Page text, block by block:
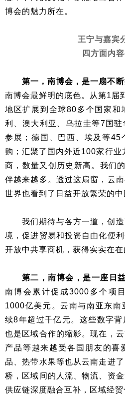
博会的魅力所在。
王宁与嘉宾
四方面内
第一，南博会，是一扇不断
南博会最鲜明的底色。从第1届
地区扩展到全球80多个国家和
利、澳大利亚、乌拉圭等7国
参展；德国、巴西、埃及等45
购；汇聚了国内外近100家行
商，数量又创历史新高。我们
伴越来越多。透过这扇窗，云
世界也看到了日益开放繁荣的中
我们期待与各方一道，创
境，促进贸易和投资自由化便
开放中共享商机，获得实实在在
第二，南博会，是一座日
南博会累计促成3000多个项
1000亿美元。云南与南亚东南
续8年超过千亿元。这些数字背
也是区域合作的缩影。现在，
产品等越来越受各国朋友的喜
品、热带水果等也从云南走进
桥，区域间的人流、物流、资
供应链深度融合互补，区域经贸